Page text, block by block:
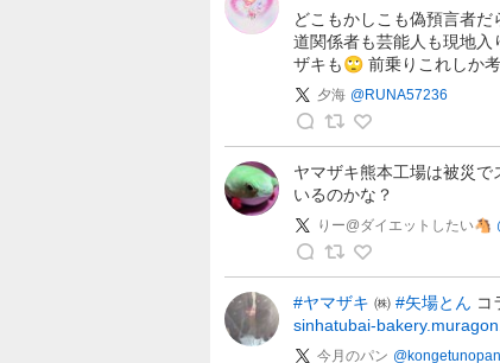
じ
夕
海
の
どこもかしこも偽預言者
道関係者も芸能人も現地
ザキも🙄 前乗りこれしか
夕海 @RUNA57236
り
ー
@
ヤマザキ熊本工場は被災
いるのかな？
りー@ダイエットしたい🐴
#ヤマザキ ㈱ #矢場とん コ
sinhatubai-
今月のパン @kongetunopan